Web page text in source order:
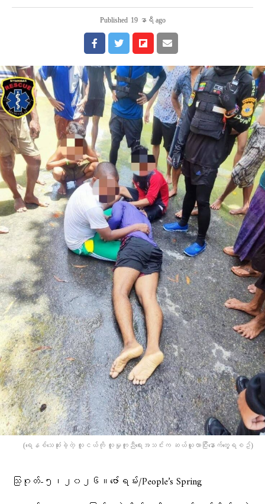
Published 19 နာရီ ago
(​ရေနစ်​သေဆုံးခဲ့တဲ့ လူငယ်ကို လူမှုကူညီ​ရေးအသင်းက ဆယ်ယူလာပြီး​နောက်​တွေ့ရစဥ်)
သြဂုတ်-၅၊၂၀၂၆။ဇော်ရမ်း/People’s Spring